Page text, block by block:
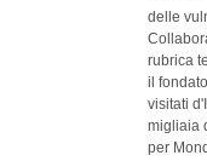
delle
rubrica
il
visitati
migliaia
per